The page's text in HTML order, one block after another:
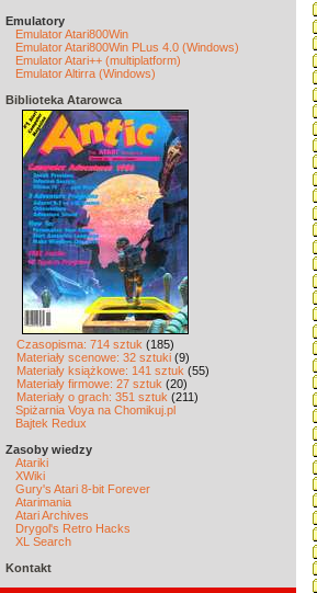
Emulatory
Emulator Atari800Win
Emulator Atari800Win PLus 4.0 (Windows)
Emulator Atari++ (multiplatform)
Emulator Altirra (Windows)
Biblioteka Atarowca
Czasopisma: 714 sztuk (185)
Materiały scenowe: 32 sztuki (9)
Materiały książkowe: 141 sztuk (55)
Materiały firmowe: 27 sztuk (20)
Materiały o grach: 351 sztuk (211)
Spiżarnia Voya na Chomikuj.pl
Bajtek Redux
Zasoby wiedzy
Atariki
XWiki
Gury's Atari 8-bit Forever
Atarimania
Atari Archives
Drygol's Retro Hacks
XL Search
Kontakt